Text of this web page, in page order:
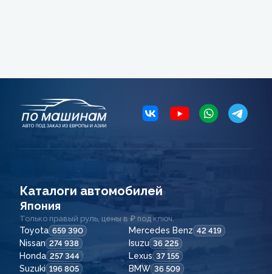
Каталоги автомобилей
Япония
Только правый руль, цены в ₽ под ключ.
Toyota 659 390 Mercedes Benz 42 419
Nissan 274 938 Isuzu 36 225
Honda 257 344 Lexus 37 155
Suzuki 196 805 BMW 36 509